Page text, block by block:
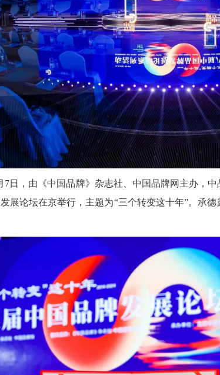
7日，由《中国品牌》杂志社、中国品牌网主办，
展论坛在京举行，主题为“三个转变这十年”。承